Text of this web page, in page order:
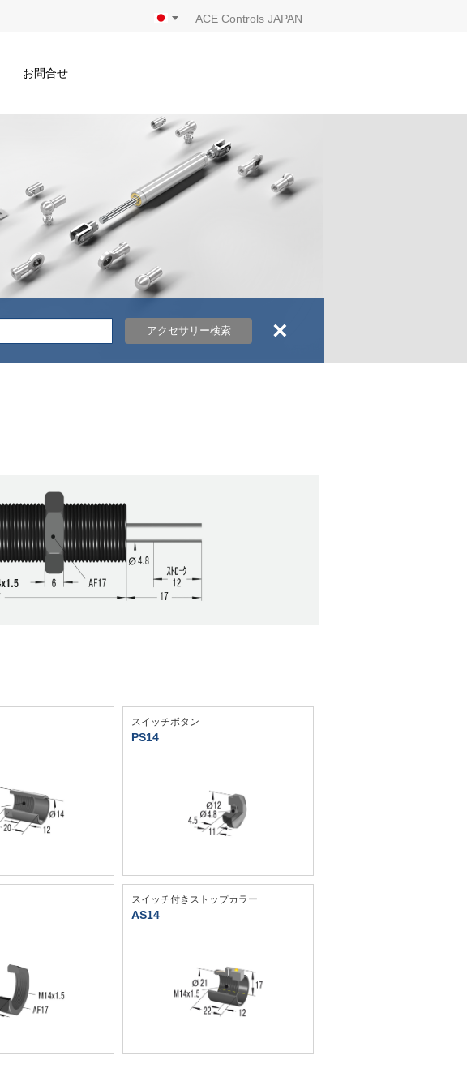
ACE Controls JAPAN
お問合せ
アクセサリー検索 ×
スイッチボタン
PS14
スイッチ付きストップカラー
AS14